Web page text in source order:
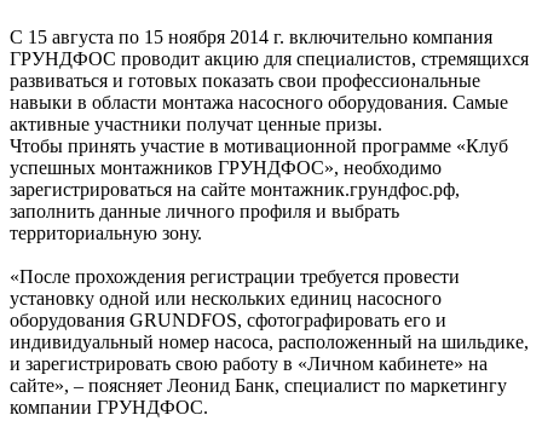
С 15 августа по 15 ноября 2014 г. включительно компания
ГРУНДФОС проводит акцию для специалистов, стремящихся
развиваться и готовых показать свои профессиональные
навыки в области монтажа насосного оборудования. Самые
активные участники получат ценные призы.
Чтобы принять участие в мотивационной программе «Клуб
успешных монтажников ГРУНДФОС», необходимо
зарегистрироваться на сайте монтажник.грундфос.рф,
заполнить данные личного профиля и выбрать
территориальную зону.
«После прохождения регистрации требуется провести
установку одной или нескольких единиц насосного
оборудования GRUNDFOS, сфотографировать его и
индивидуальный номер насоса, расположенный на шильдике,
и зарегистрировать свою работу в «Личном кабинете» на
сайте», – поясняет Леонид Банк, специалист по маркетингу
компании ГРУНДФОС.